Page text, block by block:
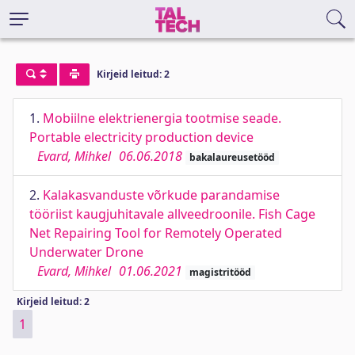
Kirjeid leitud: 2
1. Mobiilne elektrienergia tootmise seade.
Portable electricity production device
Evard, Mihkel 06.06.2018 bakalaureusetööd
2. Kalakasvanduste võrkude parandamise
tööriist kaugjuhitavale allveedroonile. Fish Cage
Net Repairing Tool for Remotely Operated
Underwater Drone
Evard, Mihkel 01.06.2021 magistritööd
Kirjeid leitud: 2
1